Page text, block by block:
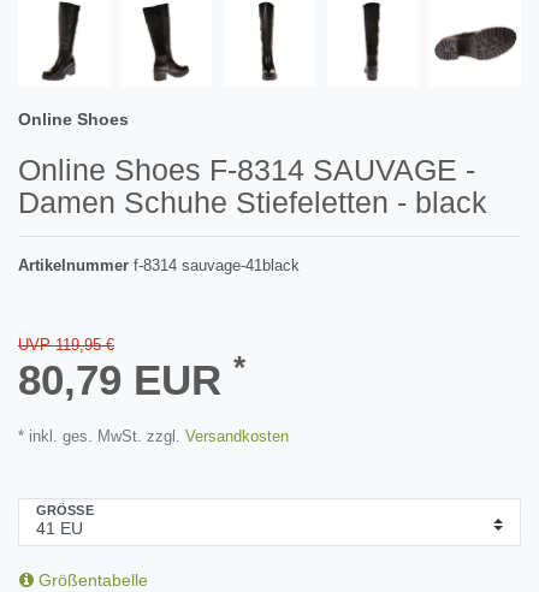
Online Shoes
Online Shoes F-8314 SAUVAGE -
Damen Schuhe Stiefeletten - black
Artikelnummer f-8314 sauvage-41black
UVP 119,95 €
80,79 EUR *
* inkl. ges. MwSt. zzgl. Versandkosten
GRÖSSE
Größentabelle